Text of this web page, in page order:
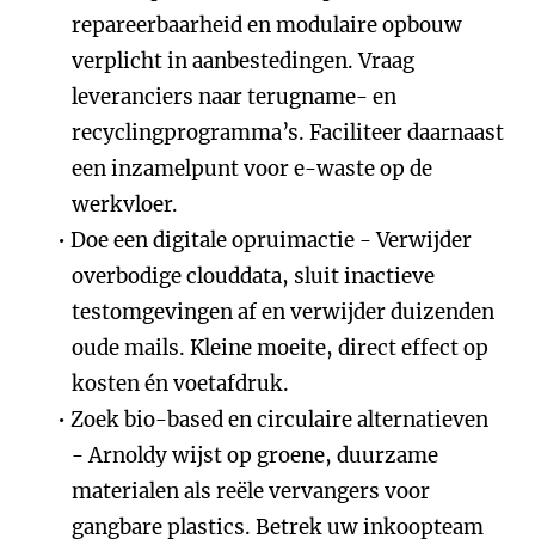
repareerbaarheid en modulaire opbouw
verplicht in aanbestedingen. Vraag
leveranciers naar terugname- en
recyclingprogramma’s. Faciliteer daarnaast
een inzamelpunt voor e-waste op de
werkvloer.
Doe een digitale opruimactie - Verwijder
overbodige clouddata, sluit inactieve
testomgevingen af en verwijder duizenden
oude mails. Kleine moeite, direct effect op
kosten én voetafdruk.
Zoek bio-based en circulaire alternatieven
- Arnoldy wijst op groene, duurzame
materialen als reële vervangers voor
gangbare plastics. Betrek uw inkoopteam